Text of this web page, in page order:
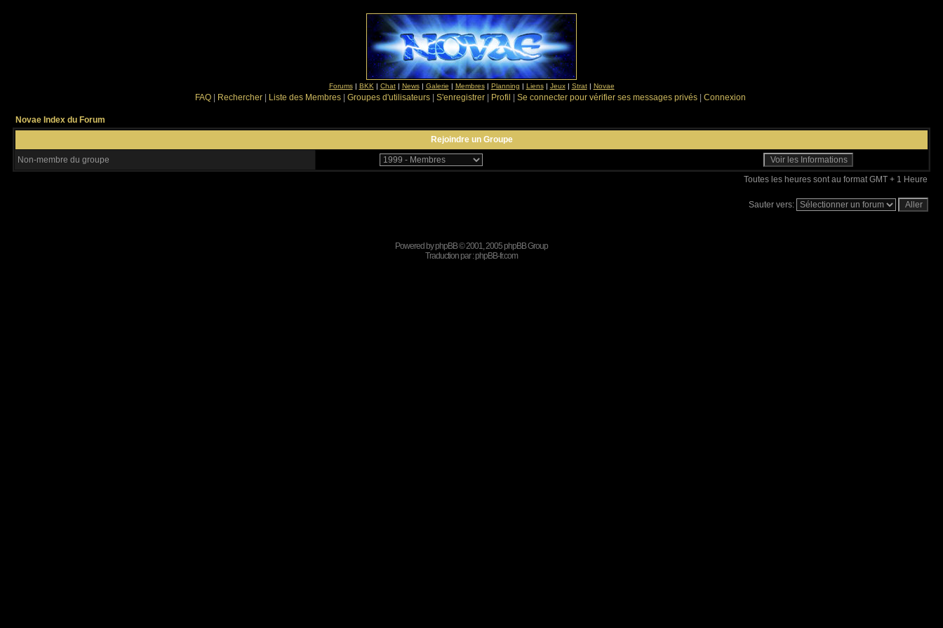
Forums| BKK | Chat| News| Galerie | Membres| Planning | Liens| Jeux| Strat| Novae
FAQ Rechercher Liste des Membres Groupes d'utilisateurs S'enregistrer Profil Se connecter pour vérifier ses messages privés Connexion
Novae Index du Forum
Rejoindre un Groupe
Non-membre du groupe
Toutes les heures sont au format GMT + 1 Heure
Sauter vers:
Powered byphpBB© 2001, 2005 phpBB Group
Traduction par :phpBB-fr.com